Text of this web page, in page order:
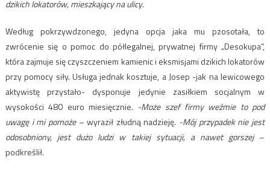
dzikich lokatorów, mieszkający na ulicy.
Według pokrzywdzonego, jedyna opcja jaka mu pzosotała, to
zwrócenie się o pomoc do półlegalnej, prywatnej firmy „Desokupa”,
która zajmuje się czyszczeniem kamienic i eksmisjami dzikich lokatorów
przy pomocy siły. Usługa jednak kosztuje, a Josep -jak na lewicowego
aktywistę przystało- dysponuje jedynie zasiłkiem socjalnym w
wysokości 480 euro miesięcznie. -Może szef firmy weźmie to pod
uwagę i mi pomoże– wyraził złudną nadzieję. -Mój przypadek nie jest
odosobniony, jest dużo ludzi w takiej sytuacji, a nawet gorszej–
podkreślił.